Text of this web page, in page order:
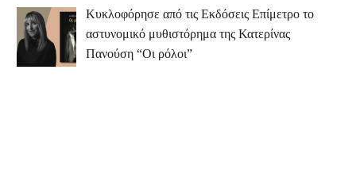
Κυκλοφόρησε από τις Εκδόσεις Επίμετρο το
αστυνομικό μυθιστόρημα της Κατερίνας
Πανούση “Οι ρόλοι”